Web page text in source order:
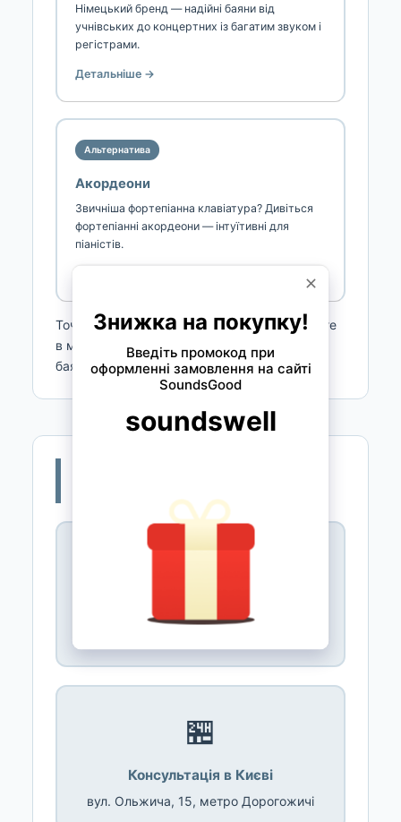
Німецький бренд — надійні баяни від
учнівських до концертних із багатим звуком і
регістрами.
Детальніше →
Альтернатива
Акордеони
Звичніша фортепіанна клавіатура? Дивіться
фортепіанні акордеони — інтуїтивні для
піаністів.
Точну наявність і актуальні моделі уточнюйте
в менеджера — концертні й готово-виборні
баяни часто під замовлення.
Доставка по Україні
🏪
Консультація в Києві
вул. Ольжича, 15, метро Дорогожичі